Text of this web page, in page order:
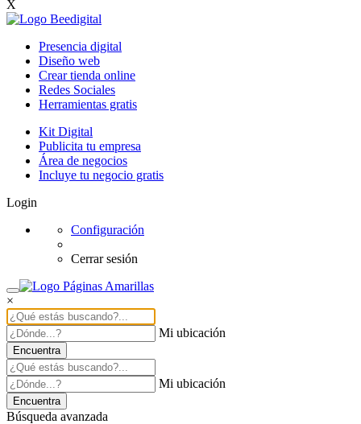
X
Presencia digital
Diseño web
Crear tienda online
Redes Sociales
Herramientas gratis
Kit Digital
Publicita tu empresa
Área de negocios
Incluye tu negocio gratis
Login
Configuración
Cerrar sesión
×
Mi ubicación
Encuentra
Mi ubicación
Encuentra
Búsqueda avanzada